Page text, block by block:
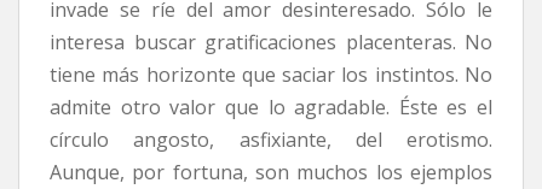
invade se ríe del amor desinteresado. Sólo le
interesa buscar gratificaciones placenteras. No
tiene más horizonte que saciar los instintos. No
admite otro valor que lo agradable. Éste es el
círculo angosto, asfixiante, del erotismo.
Aunque, por fortuna, son muchos los ejemplos